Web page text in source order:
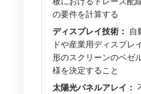
の要件を計算する
ディスプレイ技術： 自
ドや産業用ディスプレ
形のスクリーンのベゼ
様を決定すること
太陽光パネルアレイ：